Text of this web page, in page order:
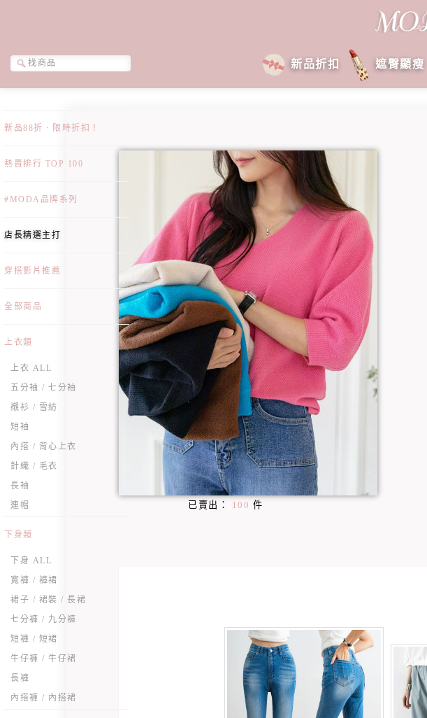
新品折扣 遮臀顯瘦
新品88折．限時折扣！
熱賣排行 TOP 100
#MODA品牌系列
店長精選主打
穿搭影片推薦
全部商品
上衣類
上衣 ALL
五分袖 / 七分袖
襯衫 / 雪紡
短袖
內搭 / 背心上衣
針織 / 毛衣
長袖
連帽
下身類
下身 ALL
寬褲 / 褲裙
裙子 / 裙裝 / 長裙
七分褲 / 九分褲
短褲 / 短裙
牛仔褲 / 牛仔裙
長褲
內搭褲 / 內搭裙
已賣出： 100 件